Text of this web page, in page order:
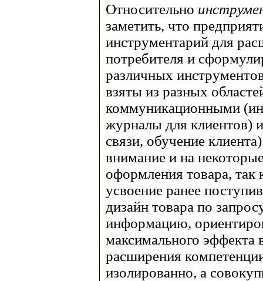
Относительно
заметить, что
инструментарий для
потребителя и
различных
взяты из разных
коммуникационными
журналы для клиентов)
связи, обучение
внимание и на
оформления товара, так
усвоение ранее
дизайн товара по
информацию,
максимального эффекта
расширения
изолированно, а